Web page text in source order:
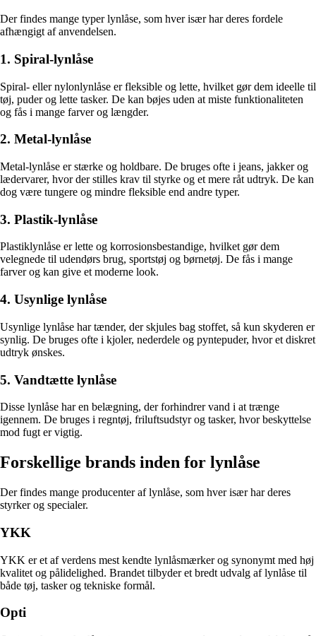
Der findes mange typer lynlåse, som hver især har deres fordele
afhængigt af anvendelsen.
1. Spiral-lynlåse
Spiral- eller nylonlynlåse er fleksible og lette, hvilket gør dem ideelle til
tøj, puder og lette tasker. De kan bøjes uden at miste funktionaliteten
og fås i mange farver og længder.
2. Metal-lynlåse
Metal-lynlåse er stærke og holdbare. De bruges ofte i jeans, jakker og
lædervarer, hvor der stilles krav til styrke og et mere råt udtryk. De kan
dog være tungere og mindre fleksible end andre typer.
3. Plastik-lynlåse
Plastiklynlåse er lette og korrosionsbestandige, hvilket gør dem
velegnede til udendørs brug, sportstøj og børnetøj. De fås i mange
farver og kan give et moderne look.
4. Usynlige lynlåse
Usynlige lynlåse har tænder, der skjules bag stoffet, så kun skyderen er
synlig. De bruges ofte i kjoler, nederdele og pyntepuder, hvor et diskret
udtryk ønskes.
5. Vandtætte lynlåse
Disse lynlåse har en belægning, der forhindrer vand i at trænge
igennem. De bruges i regntøj, friluftsudstyr og tasker, hvor beskyttelse
mod fugt er vigtig.
Forskellige brands inden for lynlåse
Der findes mange producenter af lynlåse, som hver især har deres
styrker og specialer.
YKK
YKK er et af verdens mest kendte lynlåsmærker og synonymt med høj
kvalitet og pålidelighed. Brandet tilbyder et bredt udvalg af lynlåse til
både tøj, tasker og tekniske formål.
Opti